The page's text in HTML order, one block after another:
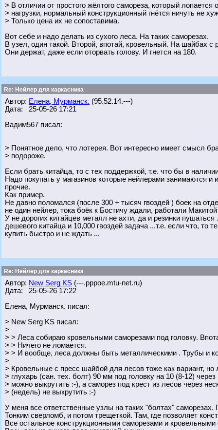
> В отличии от простого жёлтого самореза, который лопается
> нагрузки, нормальный конструкционный гнётся ничуть не
> Только цена их не сопоставима.
Вот себе и надо делать из сухого леса. На таких саморезах.
В узел, один такой. Второй, впотай, кровельный. На шайбах с
Они держат, даже если оторвать голову. И гнется на 180.
Re: Нейлер для каркасника
Автор: Елена, Мурманск. (95.52.14.---)
Дата: 25-05-26 17:21
Вадим567 писал:
> Понятное дело, что лотерея. Вот интересно имеет смысл
> подороже.
Если брать китайца, то с тех поддержкой, т.е. что бы в
Надо покупать у магазинов которые нейлерами занимаются
прочие.
Как пример.
Не давно поломался (после 300 + тысяч гвоздей ) боек на
не один нейлер, тока боёк к Бостичу ждали, работали
У не дорогих китайцев металл не ахти, да и резинки
дешевого китайца и 10,000 гвоздей задача ...т.е. если что,
купить быстро и не ждать ...
Re: Нейлер для каркасника
Автор: New Serg KS (---.pppoe.mtu-net.ru)
Дата: 25-05-26 17:22
Елена, Мурманск. писал:
> New Serg KS писал:
>
> > Леса собираю кровельными саморезами под головку.
> > Ничего не ломается.
> > И вообще, леса должны быть металлическими . Трубы и
>
> Кровельные с пресс шайбой для лесов тоже как вариант, но
> глухарь (сан. тех. болт) 90 мм под головку на 10 (8-12)
> можно выкрутить :-), а саморез под крест из лесов через
> (недель) не выкрутить :-)
У меня все ответственные узлы на таких "болтах" саморезах.
Тонким сверломб, и потом трещеткой. Там, где позволяет
Все остальное конструкционными саморезами и